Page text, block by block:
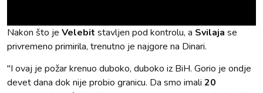
Nakon što je Velebit stavljen pod kontrolu, a Svilaja se
privremeno primirila, trenutno je najgore na Dinari.
"I ovaj je požar krenuo duboko, duboko iz BiH. Gorio je ondje
devet dana dok nije probio granicu. Da smo imali 20